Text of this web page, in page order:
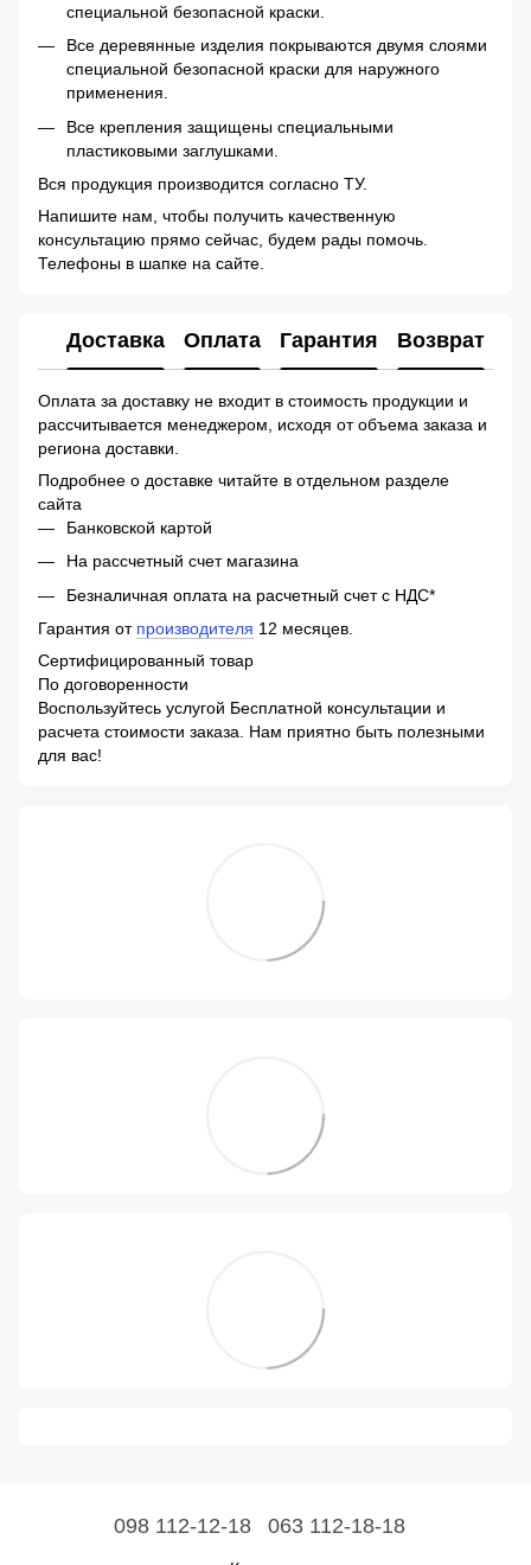
специальной безопасной краски.
Все деревянные изделия покрываются двумя слоями
специальной безопасной краски для наружного
применения.
Все крепления защищены специальными
пластиковыми заглушками.
Вся продукция производится согласно ТУ.
Напишите нам, чтобы получить качественную
консультацию прямо сейчас, будем рады помочь.
Телефоны в шапке на сайте.
Доставка Оплата Гарантия Возврат
Оплата за доставку не входит в стоимость продукции и
рассчитывается менеджером, исходя от объема заказа и
региона доставки.
Подробнее о доставке читайте в отдельном разделе
сайта
Банковской картой
На рассчетный счет магазина
Безналичная оплата на расчетный счет с НДС*
Гарантия от производителя 12 месяцев.
Сертифицированный товар
По договоренности
Воспользуйтесь услугой Бесплатной консультации и
расчета стоимости заказа. Нам приятно быть полезными
для вас!
098 112-12-18 063 112-18-18